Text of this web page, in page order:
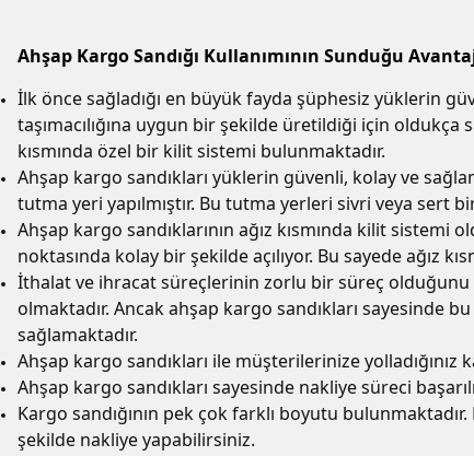
Ahşap Kargo Sandığı Kullanımının Sunduğu
İlk önce sağladığı en büyük fayda şüphesiz yüklerin
taşımacılığına uygun bir şekilde üretildiği için
kısmında özel bir kilit sistemi bulunmaktadır.
Ahşap kargo sandıkları yüklerin güvenli, kolay ve
tutma yeri yapılmıştır. Bu tutma yerleri sivri veya sert
Ahşap kargo sandıklarının ağız kısmında kilit sistemi
noktasında kolay bir şekilde açılıyor. Bu sayede ağız
İthalat ve ihracat süreçlerinin zorlu bir süreç
olmaktadır. Ancak ahşap kargo sandıkları sayesinde
sağlamaktadır.
Ahşap kargo sandıkları ile müşterilerinize
Ahşap kargo sandıkları sayesinde nakliye süreci
Kargo sandığının pek çok farklı boyutu
şekilde nakliye yapabilirsiniz.